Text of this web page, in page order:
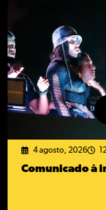
4 agosto, 2026
Comunicado à